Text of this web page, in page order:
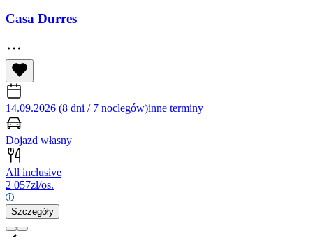
Casa Durres
14.09.2026 (8 dni / 7 noclegów)inne terminy
Dojazd własny
All inclusive
2 057zł/os.
Szczegóły